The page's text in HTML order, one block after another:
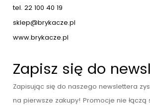
tel. 22 100 40 19
sklep@brykacze.pl
www.brykacze.pl
Zapisz się do
Zapisując się do naszego newslettera
na pierwsze zakupy! Promocje nie łączą